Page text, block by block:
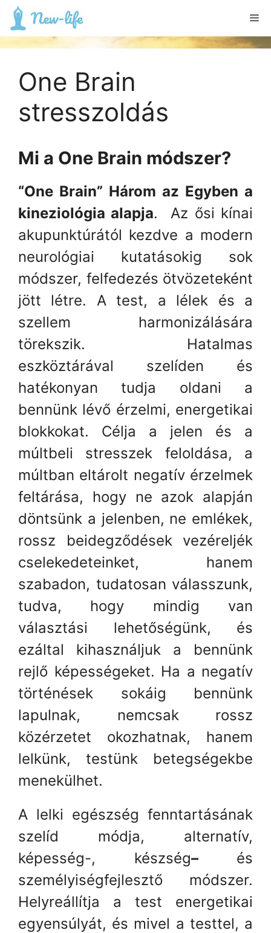
Kilépés
tartalomba
One Brain
stresszoldás
Mi a One Brain módszer?
“One Brain” Három az Egyben a
kineziológia alapja. Az ősi kínai
akupunktúrától kezdve a modern
neurológiai kutatásokig sok
módszer, felfedezés ötvözeteként
jött létre. A test, a lélek és a
szellem harmonizálására
törekszik. Hatalmas
eszköztárával szelíden és
hatékonyan tudja oldani a
bennünk lévő érzelmi, energetikai
blokkokat. Célja a jelen és a
múltbeli stresszek feloldása, a
múltban eltárolt negatív érzelmek
feltárása, hogy ne azok alapján
döntsünk a jelenben, ne emlékek,
rossz beidegződések vezéreljék
cselekedeteinket, hanem
szabadon, tudatosan válasszunk,
tudva, hogy mindig van
választási lehetőségünk, és
ezáltal kihasználjuk a bennünk
rejlő képességeket. Ha a negatív
történések sokáig bennünk
lapulnak, nemcsak rossz
közérzetet okozhatnak, hanem
lelkünk, testünk betegségekbe
menekülhet.
A lelki egészség fenntartásának
szelíd módja, alternatív,
képesség-, készség– és
személyiségfejlesztő módszer.
Helyreállítja a test energetikai
egyensúlyát, és mivel a testtel, a